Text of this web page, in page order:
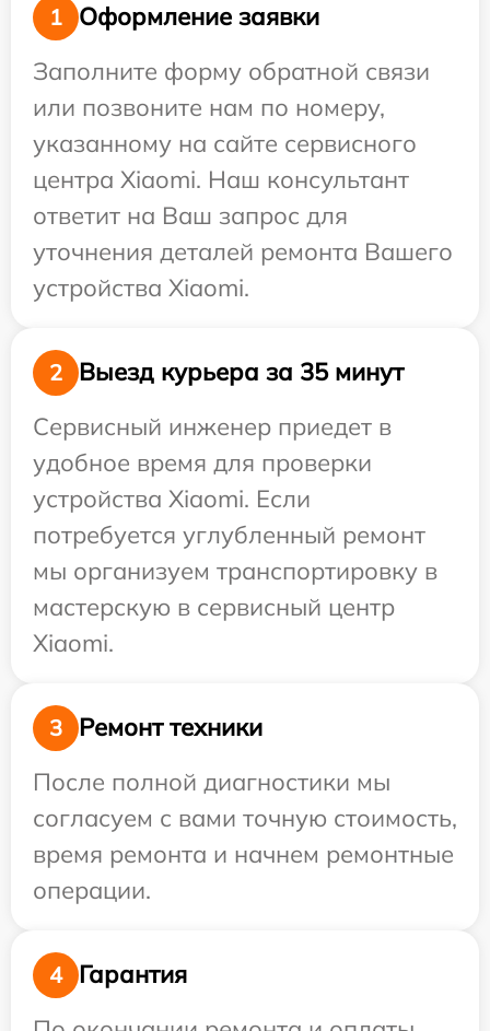
1
Оформление заявки
Заполните форму обратной связи
или позвоните нам по номеру,
указанному на сайте сервисного
центра Xiaomi. Наш консультант
ответит на Ваш запрос для
уточнения деталей ремонта Вашего
устройства Xiaomi.
2
Выезд курьера за 35 минут
Сервисный инженер приедет в
удобное время для проверки
устройства Xiaomi. Если
потребуется углубленный ремонт
мы организуем транспортировку в
мастерскую в сервисный центр
Xiaomi.
3
Ремонт техники
После полной диагностики мы
согласуем с вами точную стоимость,
время ремонта и начнем ремонтные
операции.
4
Гарантия